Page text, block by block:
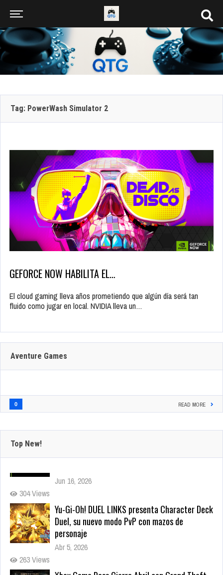
Tag: PowerWash Simulator 2
GEFORCE NOW HABILITA EL…
El cloud gaming lleva años prometiendo que algún día será tan
fluido como jugar en local. NVIDIA lleva un…
Aventure Games
0 READ MORE
Top New!
Yu-Gi-Oh! DUEL LINKS presenta Character Deck
personaje
Abr 5, 2026
263 Views
Xbox Game Pass Cierra Abril con Grand Theft